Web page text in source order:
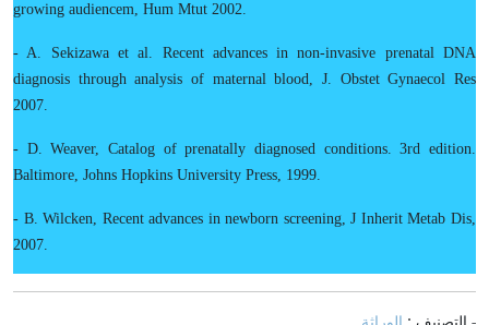
growing audiencem, Hum Mtut 2002.
- A. Sekizawa et al. Recent advances in non-invasive prenatal DNA
diagnosis through analysis of maternal blood, J. Obstet Gynaecol Res
2007.
- D. Weaver, Catalog of prenatally diagnosed conditions. 3rd edition.
Baltimore, Johns Hopkins University Press, 1999.
- B. Wilcken, Recent advances in newborn screening, J Inherit Metab Dis,
2007.